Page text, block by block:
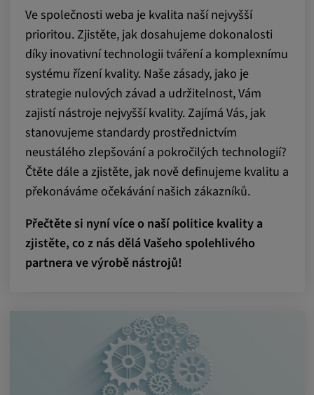
Ve společnosti weba je kvalita naší nejvyšší
prioritou. Zjistěte, jak dosahujeme dokonalosti
díky inovativní technologii tváření a komplexnímu
systému řízení kvality. Naše zásady, jako je
strategie nulových závad a udržitelnost, Vám
zajistí nástroje nejvyšší kvality. Zajímá Vás, jak
stanovujeme standardy prostřednictvím
neustálého zlepšování a pokročilých technologií?
Čtěte dále a zjistěte, jak nově definujeme kvalitu a
překonáváme očekávání našich zákazníků.
Přečtěte si nyní více o naší politice kvality a
zjistěte, co z nás dělá Vašeho spolehlivého
partnera ve výrobě nástrojů!